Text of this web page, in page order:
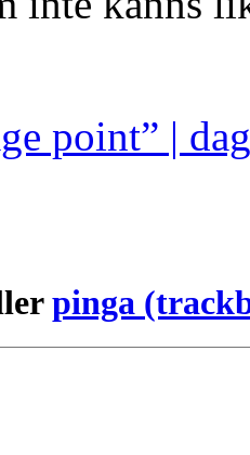
point” |
pinga